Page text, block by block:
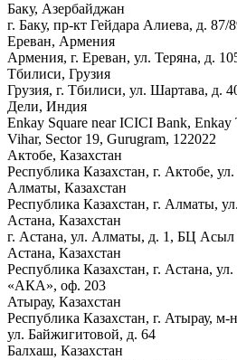
Баку, Азербайджан
г. Баку, пр-кт Гейдара Алиева, д. 87/
Ереван, Армения
Армения, г. Ереван, ул. Теряна, д.
Тбилиси, Грузия
Грузия, г. Тбилиси, ул. Шартава, д.
Дели, Индия
Enkay Square near ICICI Bank, Enkay
Vihar, Sector 19, Gurugram, 122022
Актобе, Казахстан
Республика Казахстан, г. Актобе,
Алматы, Казахстан
Республика Казахстан, г. Алматы,
Астана, Казахстан
г. Астана, ул. Алматы, д. 1, БЦ Асыл
Астана, Казахстан
Республика Казахстан, г. Астана,
«АКА», оф. 203
Атырау, Казахстан
Республика Казахстан, г. Атырау,
ул. Байжигитовой, д. 64
Балхаш, Казахстан